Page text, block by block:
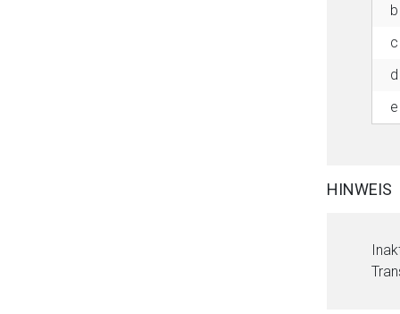
b
c
d
e
HINWEIS